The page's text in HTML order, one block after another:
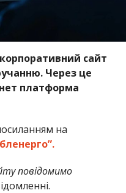
сайт
Через це
платформа
на
повідомимо